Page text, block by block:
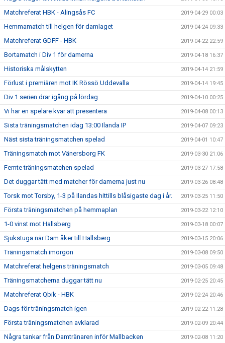
Matchreferat HBK - Alingsås FC 2019-04-29 00:03
Hemmamatch till helgen för damlaget 2019-04-24 09:33
Matchreferat GDFF - HBK 2019-04-22 22:59
Bortamatch i Div 1 för damerna 2019-04-18 16:37
Historiska målskytten 2019-04-14 21:59
Förlust i premiären mot IK Rössö Uddevalla 2019-04-14 19:45
Div 1 serien drar igång på lördag 2019-04-10 00:25
Vi har en spelare kvar att presentera 2019-04-08 00:13
Sista träningsmatchen idag 13:00 Ilanda IP 2019-04-07 09:23
Näst sista träningsmatchen spelad 2019-04-01 10:47
Träningsmatch mot Vänersborg FK 2019-03-30 21:06
Femte träningsmatchen spelad 2019-03-27 17:58
Det duggar tätt med matcher för damerna just nu 2019-03-26 08:48
Torsk mot Torsby, 1-3 på Ilandas hittills blåsigaste dag i år. 2019-03-25 11:50
Första träningsmatchen på hemmaplan 2019-03-22 12:10
1-0 vinst mot Hallsberg 2019-03-18 00:07
Sjukstuga när Dam åker till Hallsberg 2019-03-15 20:06
Träningsmatch imorgon 2019-03-08 09:50
Matchreferat helgens träningsmatch 2019-03-05 09:48
Träningsmatcherna duggar tätt nu 2019-02-25 20:45
Matchreferat Qbik - HBK 2019-02-24 20:46
Dags för träningsmatch igen 2019-02-22 11:28
Första träningsmatchen avklarad 2019-02-09 20:44
Några tankar från Damtränaren inför Mallbacken 2019-02-08 11:20